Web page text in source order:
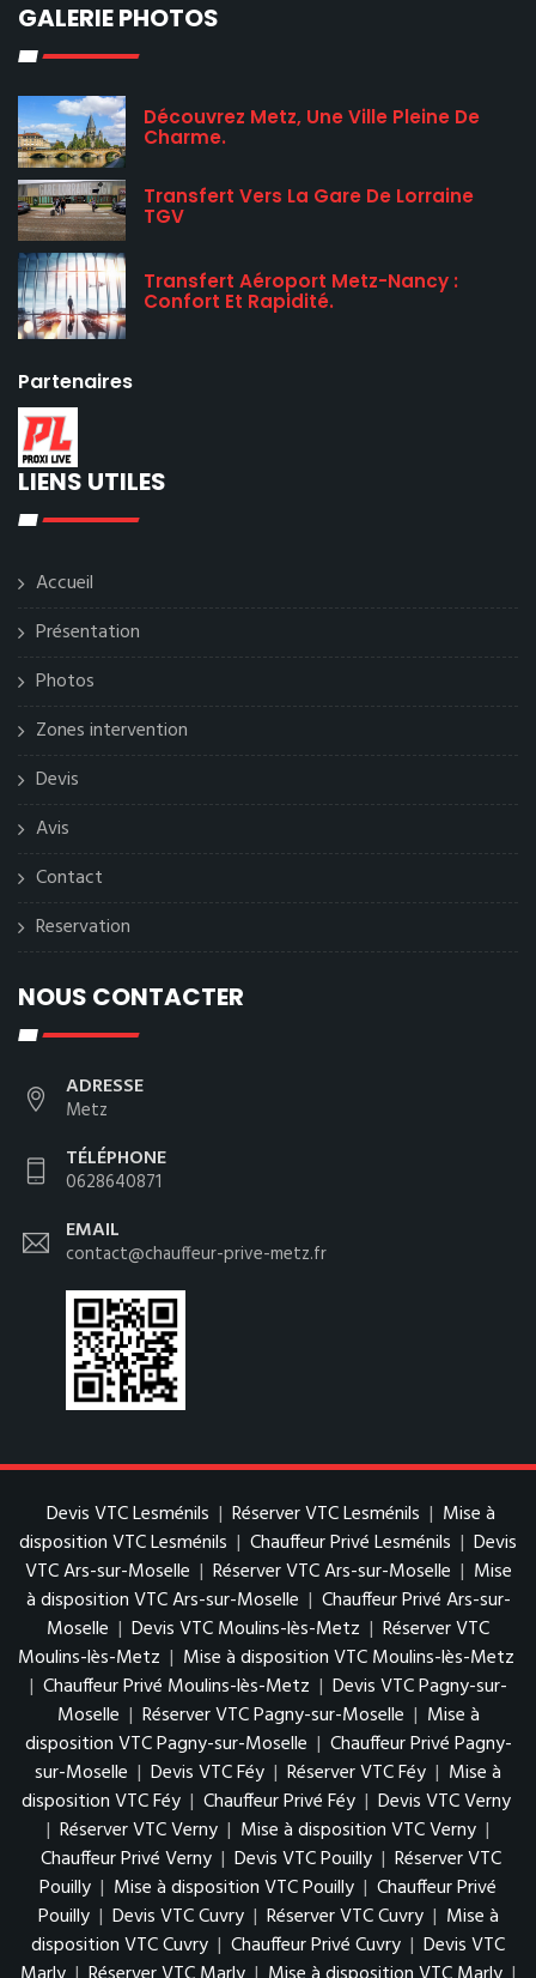
GALERIE PHOTOS
Découvrez Metz, Une Ville Pleine De
Charme.
Transfert Vers La Gare De Lorraine
TGV
Transfert Aéroport Metz-Nancy :
Confort Et Rapidité.
Partenaires
LIENS UTILES
Accueil
Présentation
Photos
Zones intervention
Devis
Avis
Contact
Reservation
NOUS CONTACTER
ADRESSE
Metz
TÉLÉPHONE
0628640871
EMAIL
contact@chauffeur-prive-metz.fr
Devis VTC Lesménils | Réserver VTC Lesménils | Mise à
disposition VTC Lesménils | Chauffeur Privé Lesménils | Devis
VTC Ars-sur-Moselle | Réserver VTC Ars-sur-Moselle | Mise
à disposition VTC Ars-sur-Moselle | Chauffeur Privé Ars-sur-
Moselle | Devis VTC Moulins-lès-Metz | Réserver VTC
Moulins-lès-Metz | Mise à disposition VTC Moulins-lès-Metz
| Chauffeur Privé Moulins-lès-Metz | Devis VTC Pagny-sur-
Moselle | Réserver VTC Pagny-sur-Moselle | Mise à
disposition VTC Pagny-sur-Moselle | Chauffeur Privé Pagny-
sur-Moselle | Devis VTC Féy | Réserver VTC Féy | Mise à
disposition VTC Féy | Chauffeur Privé Féy | Devis VTC Verny
| Réserver VTC Verny | Mise à disposition VTC Verny |
Chauffeur Privé Verny | Devis VTC Pouilly | Réserver VTC
Pouilly | Mise à disposition VTC Pouilly | Chauffeur Privé
Pouilly | Devis VTC Cuvry | Réserver VTC Cuvry | Mise à
disposition VTC Cuvry | Chauffeur Privé Cuvry | Devis VTC